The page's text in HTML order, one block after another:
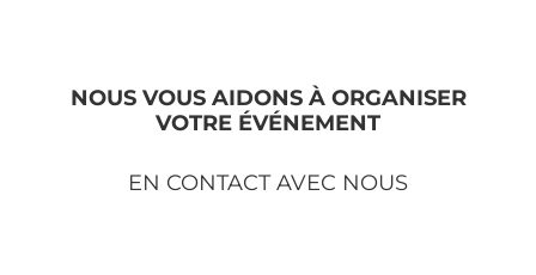
NOUS VOUS AIDONS À ORGANISER
VOTRE ÉVÉNEMENT
EN CONTACT AVEC NOUS